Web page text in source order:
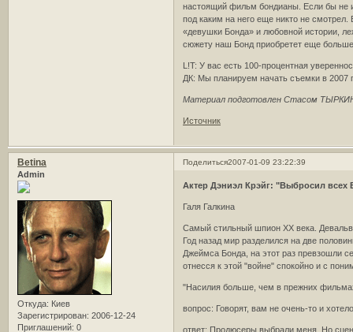
настоящий фильм бондианы. Если бы не
под каким на него еще никто не
«девушки Бонда» и любовной истории,
сюжету наш Бонд приобретет еще
L!T: У вас есть 100-процентная
ДК: Мы планируем начать съемки в 2007
Материал подготовлен Стасом
Источник
Поделиться2007-01-09 23:22:39
Betina
Admin
Откуда: Киев
Зарегистрирован: 2006-12-24
Приглашений: 0
Актер Дэниэл Крэйг: "Выбросил всех
Галя Галкина
Самый стильный шпион ХХ века.
Год назад мир разделился на две
Джеймса Бонда, на этот раз превзошли
отнесся к этой "войне" спокойно и с
"Насилия больше, чем в прежних
вопрос: Говорят, вам не очень-то и
ответ: Продюсеры выбрали меня. Но